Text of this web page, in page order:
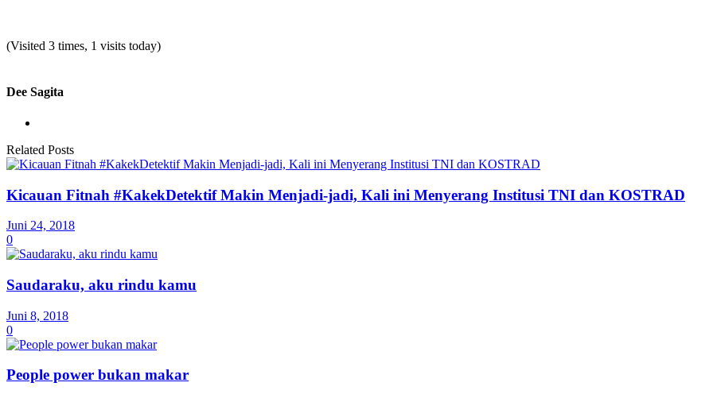
(Visited 3 times, 1 visits today)
Dee Sagita
Related Posts
Kicauan Fitnah #KakekDetektif Makin Menjadi-jadi, Kali ini Menyerang Institusi TNI dan KOSTRAD
Juni 24, 2018
0
Saudaraku, aku rindu kamu
Juni 8, 2018
0
People power bukan makar